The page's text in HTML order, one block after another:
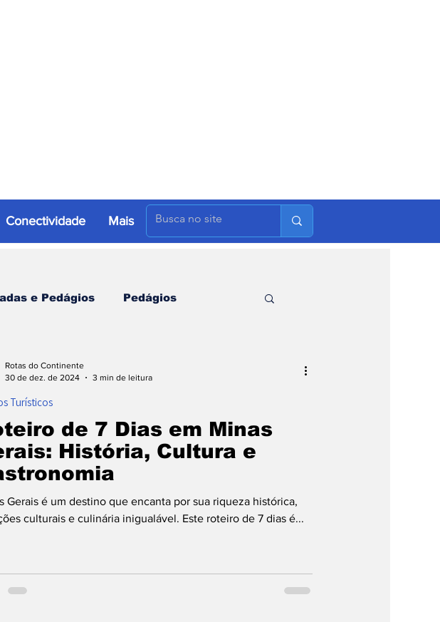
Conectividade Mais
e Pedágios Pedágios
de 7 Dias em Minas
História, Cultura e
Gerais é um destino que encanta por sua riqueza histórica,
culturais e culinária inigualável. Este roteiro de 7 dias é...
Turísticos
Rotas do Continente
30 de dez. de 2024
3 min de leitura